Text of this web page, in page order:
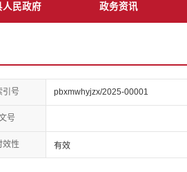
人民政府 政务资讯
引号 pbxmwhyjzx/2025-00001
号
效性 有效